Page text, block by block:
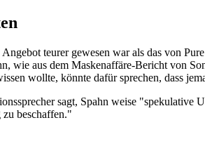
teurer gewesen war als das von
wie aus dem Maskenaffäre-Bericht von
wollte, könnte dafür sprechen, dass
sagt, Spahn weise "spekulative
zu beschaffen."